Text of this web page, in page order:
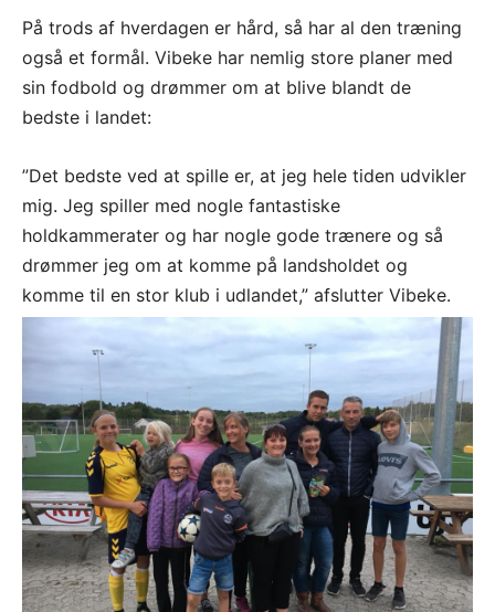
På trods af hverdagen er hård, så har al den træning
også et formål. Vibeke har nemlig store planer med
sin fodbold og drømmer om at blive blandt de
bedste i landet:
”Det bedste ved at spille er, at jeg hele tiden udvikler
mig. Jeg spiller med nogle fantastiske
holdkammerater og har nogle gode trænere og så
drømmer jeg om at komme på landsholdet og
komme til en stor klub i udlandet,” afslutter Vibeke.